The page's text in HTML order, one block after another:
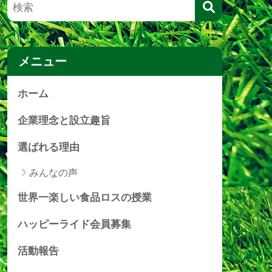
メニュー
ホーム
企業理念と設立趣旨
選ばれる理由
みんなの声
世界一楽しい食品ロスの授業
ハッピーライド会員募集
活動報告